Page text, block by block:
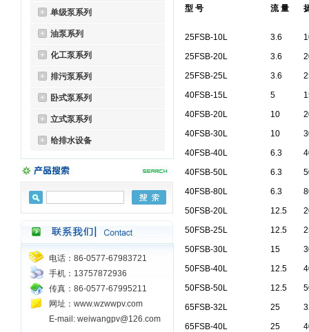
单级泵系列
油泵系列
化工泵系列
排污泵系列
卧式泵系列
立式泵系列
给排水设备
电话：86-0577-67983721
手机：13757872936
传真：86-0577-67995211
网址：www.wzwwpv.com
E-mail: weiwangpv@126.com
型 号 流 量
25FSB-10L 3.6
25FSB-20L
3.6
25FSB-25L
3.6
40FSB-15L
5
40FSB-20L
10
40FSB-30L
10
40FSB-40L
6.3
40FSB-50L
6.3
40FSB-80L
6.3
50FSB-20L
12.5
50FSB-25L
12.5
50FSB-30L
15
50FSB-40L
12.5
50FSB-50L
12.5
65FSB-32L
25
65FSB-40L
25